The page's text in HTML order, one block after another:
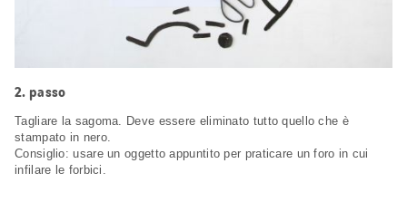
passo
Tagliare la sagoma. Deve essere eliminato tutto quello che è
stampato in nero.
Consiglio: usare un oggetto appuntito per praticare un foro in cui
infilare le forbici.